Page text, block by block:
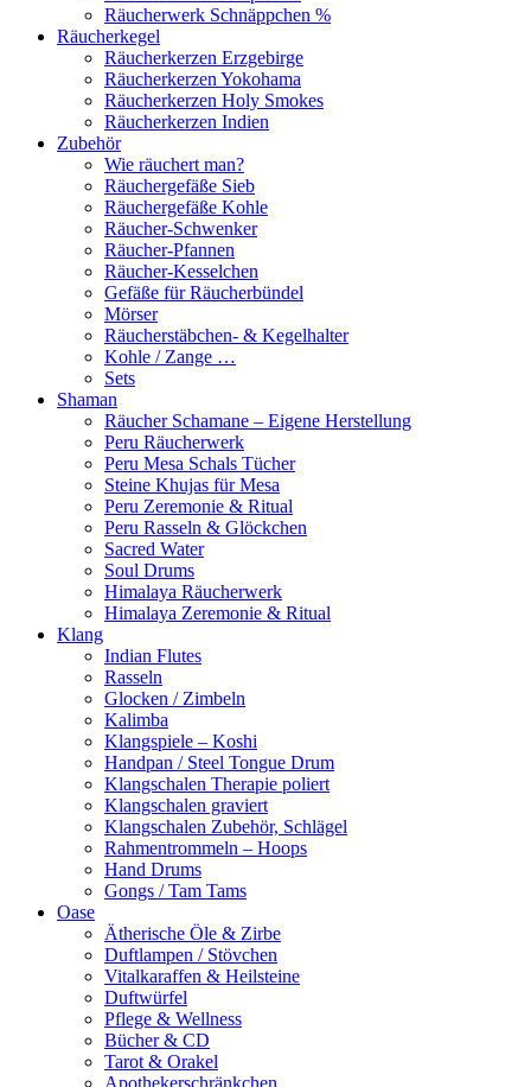
Räucherwerk Schnäppchen %
Räucherkegel
Räucherkerzen Erzgebirge
Räucherkerzen Yokohama
Räucherkerzen Holy Smokes
Räucherkerzen Indien
Zubehör
Wie räuchert man?
Räuchergefäße Sieb
Räuchergefäße Kohle
Räucher-Schwenker
Räucher-Pfannen
Räucher-Kesselchen
Gefäße für Räucherbündel
Mörser
Räucherstäbchen- & Kegelhalter
Kohle / Zange …
Sets
Shaman
Räucher Schamane – Eigene Herstellung
Peru Räucherwerk
Peru Mesa Schals Tücher
Steine Khujas für Mesa
Peru Zeremonie & Ritual
Peru Rasseln & Glöckchen
Sacred Water
Soul Drums
Himalaya Räucherwerk
Himalaya Zeremonie & Ritual
Klang
Indian Flutes
Rasseln
Glocken / Zimbeln
Kalimba
Klangspiele – Koshi
Handpan / Steel Tongue Drum
Klangschalen Therapie poliert
Klangschalen graviert
Klangschalen Zubehör, Schlägel
Rahmentrommeln – Hoops
Hand Drums
Gongs / Tam Tams
Oase
Ätherische Öle & Zirbe
Duftlampen / Stövchen
Vitalkaraffen & Heilsteine
Duftwürfel
Pflege & Wellness
Bücher & CD
Tarot & Orakel
Apothekerschränkchen